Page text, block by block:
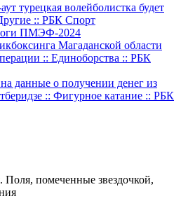
турецкая волейболистка будет
:: РБК Спорт
ПМЭФ-2024
Магаданской области
:: Единоборства :: РБК
данные о получении денег из
:: Фигурное катание :: РБК
Поля, помеченные звездочкой,